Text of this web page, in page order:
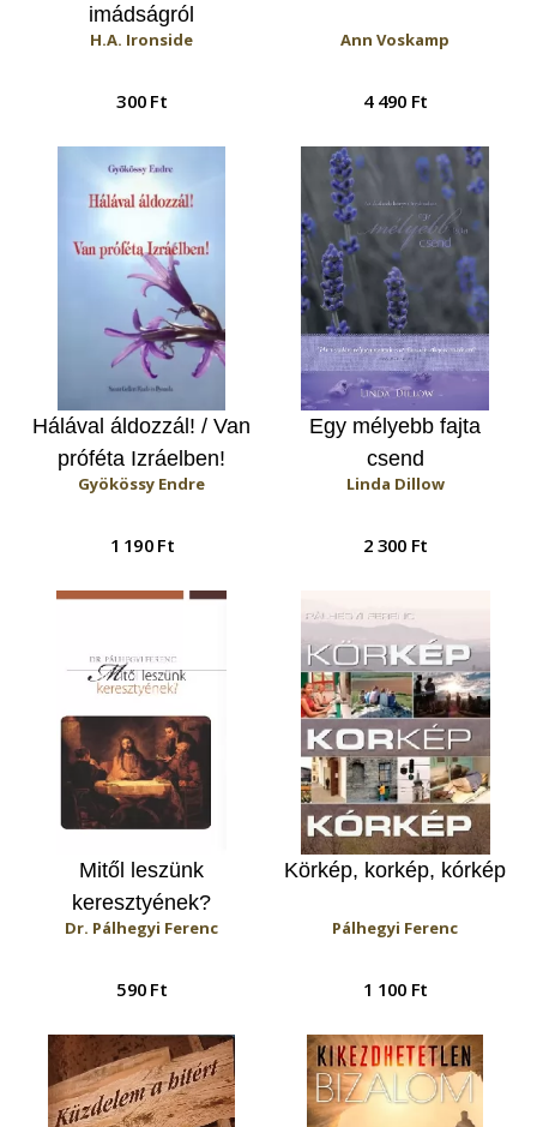
imádságról
H.A. Ironside
300 Ft
Ann Voskamp
4 490 Ft
Hálával áldozzál! / Van
próféta Izráelben!
Gyökössy Endre
1 190 Ft
Egy mélyebb fajta
csend
Linda Dillow
2 300 Ft
Mitől leszünk
keresztyének?
Dr. Pálhegyi Ferenc
590 Ft
Körkép, korkép, kórkép
Pálhegyi Ferenc
1 100 Ft